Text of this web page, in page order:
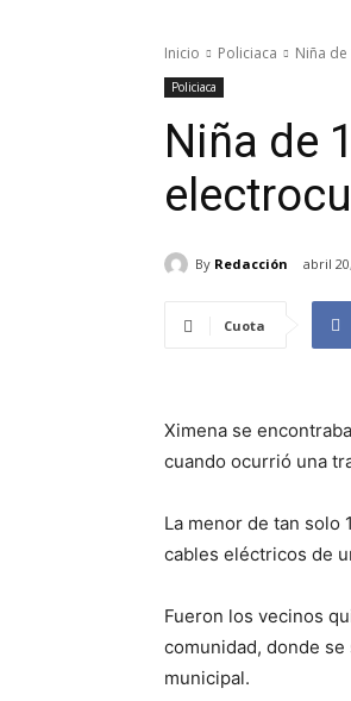
Inicio Policiaca Niña
Policiaca
Niña de
By Redacción abril
Cuota
Ximena se
cuando ocurrió una
La menor de tan solo
cables eléctricos de
Fueron los vecinos
comunidad, donde
municipal.